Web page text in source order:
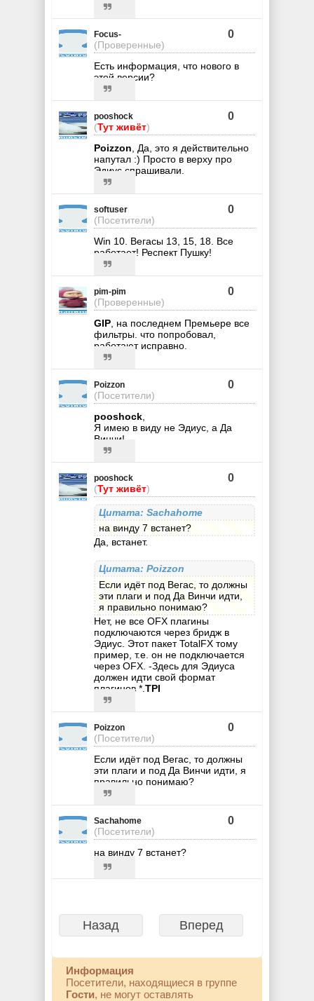
Focus-
(Проверенные)
0
Есть информация, что нового в
этой версии?
pooshock
(Тут живёт)
0
Poizzon , Да, это я действительно
напутал :) Просто в верху про
Эдиус спрашивали.
softuser
(Посетители)
0
Win 10. Вегасы 13, 15, 18. Все
работает! Респект Пушку!
pim-pim
(Проверенные)
0
GIP , на последнем Премьере все
фильтры. что попробовал,
работают исправно.
Poizzon
(Посетители)
0
pooshock
Я имею в виду не Эдиус, а Да
Винчи!
pooshock
(Тут живёт)
0
Цитата: Sachahome
на винду 7 встанет?
Да, встанет.
Цитата: Poizzon
Если идёт под Вегас, то должны
эти плаги и под Да Винчи идти,
я правильно понимаю?
Нет, не все OFX плагины
подключаются через бридж в
Эдиус. Этот пакет TotalFX тому
пример, т.е. он не подключается
через OFX. -Здесь для Эдиуса
должен идти свой формат
плагинов *. TPI
Poizzon
(Посетители)
0
Если идёт под Вегас, то должны
эти плаги и под Да Винчи идти, я
правильно понимаю?
Sachahome
(Посетители)
0
на винду 7 встанет?
Назад Вперед
Информация
Посетители, находящиеся в группе
Гости, не могут оставлять